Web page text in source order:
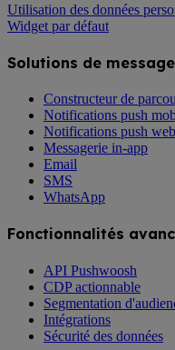
Utilisation des données
Widget par défaut
Solutions de
Constructeur de
Notifications push
Notifications push web
Messagerie in-app
Email
SMS
WhatsApp
Fonctionnalités
API Pushwoosh
CDP actionnable
Segmentation
Intégrations
Sécurité des données